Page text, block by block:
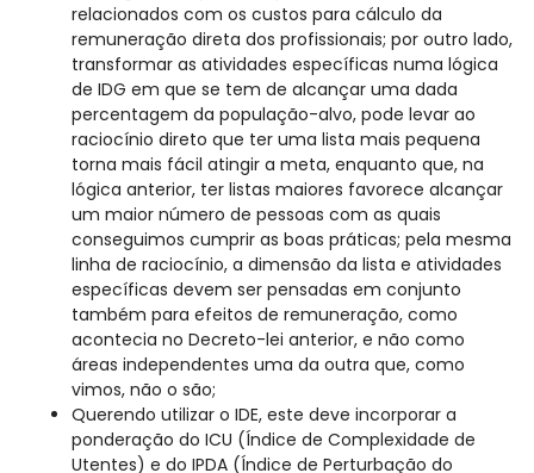
relacionados com os custos para cálculo da
remuneração direta dos profissionais; por outro lado,
transformar as atividades específicas numa lógica
de IDG em que se tem de alcançar uma dada
percentagem da população-alvo, pode levar ao
raciocínio direto que ter uma lista mais pequena
torna mais fácil atingir a meta, enquanto que, na
lógica anterior, ter listas maiores favorece alcançar
um maior número de pessoas com as quais
conseguimos cumprir as boas práticas; pela mesma
linha de raciocínio, a dimensão da lista e atividades
específicas devem ser pensadas em conjunto
também para efeitos de remuneração, como
acontecia no Decreto-lei anterior, e não como
áreas independentes uma da outra que, como
vimos, não o são;
Querendo utilizar o IDE, este deve incorporar a
ponderação do ICU (Índice de Complexidade de
Utentes) e do IPDA (Índice de Perturbação do